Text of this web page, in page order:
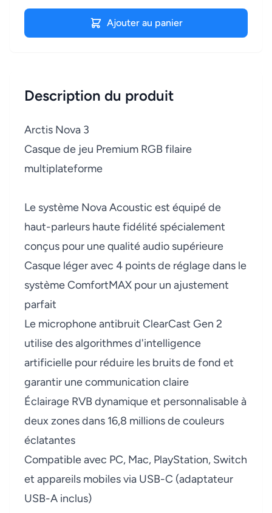
Ajouter au panier
Description du produit
Arctis Nova 3
Casque de jeu Premium RGB filaire
multiplateforme
Le système Nova Acoustic est équipé de
haut-parleurs haute fidélité spécialement
conçus pour une qualité audio supérieure
Casque léger avec 4 points de réglage dans le
système ComfortMAX pour un ajustement
parfait
Le microphone antibruit ClearCast Gen 2
utilise des algorithmes d'intelligence
artificielle pour réduire les bruits de fond et
garantir une communication claire
Éclairage RVB dynamique et personnalisable à
deux zones dans 16,8 millions de couleurs
éclatantes
Compatible avec PC, Mac, PlayStation, Switch
et appareils mobiles via USB-C (adaptateur
USB-A inclus)